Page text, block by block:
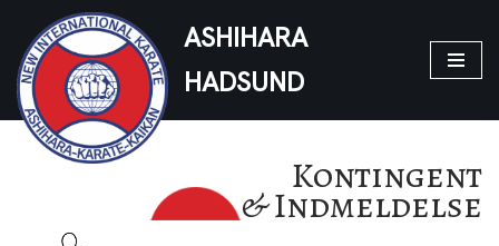
Spring
til
indhold
ASHIHARA
HADSUND
Kontingent
& Indmeldelse